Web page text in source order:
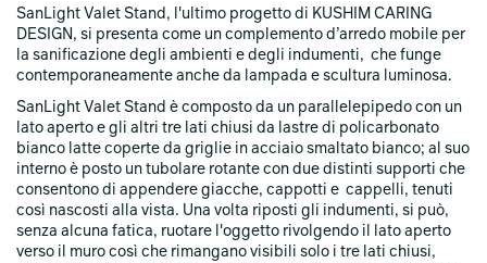
Un guardaroba mobile e multifunzionale per rispondere alle
necessità di ordine, pulizia, luminosità regolabile, design ed
eleganza.
SanLight Valet Stand, tramite la tecnologia Kushim, testata
presso il laboratorio di Immuno-Biologia del Dipartimento di
Scienze Biomediche e Cliniche L. Sacco, è in grado di abbattere
la carica virale di SARS-Cov-2 distruggendo - con un principio
naturale attivo - le sostanze inquinanti, in particolare batteri,
virus, muffe e odori, e riducendo quindi drasticamente la carica
infettiva degli ambienti e degli indumenti: capispalla, cappotti
e oggetti riposti all’interno di SanLight Valet Stand saranno
completamente igienizzati.
SanLight Valet Stand, l'ultimo progetto di KUSHIM CARING
DESIGN, si presenta come un complemento d’arredo mobile per
la sanificazione degli ambienti e degli indumenti, che funge
contemporaneamente anche da lampada e scultura luminosa.
SanLight Valet Stand è composto da un parallelepipedo con un
lato aperto e gli altri tre lati chiusi da lastre di policarbonato
bianco latte coperte da griglie in acciaio smaltato bianco; al suo
interno è posto un tubolare rotante con due distinti supporti che
consentono di appendere giacche, cappotti e cappelli, tenuti
così nascosti alla vista. Una volta riposti gli indumenti, si può,
senza alcuna fatica, ruotare l'oggetto rivolgendo il lato aperto
verso il muro così che rimangano visibili solo i tre lati chiusi,